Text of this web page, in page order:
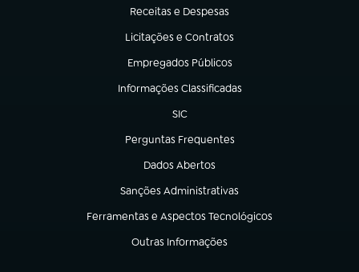
Receitas e Despesas
(abre em nova aba)
Licitações e Contratos
(abre em nova aba)
Empregados Públicos
(abre em nova aba)
Informações Classificadas
(abre em nova aba)
SIC
(abre em nova aba)
Perguntas Frequentes
(abre em nova aba)
Dados Abertos
(abre em nova aba)
Sanções Administrativas
(abre em nova aba)
Ferramentas e Aspectos Tecnológicos
(abre em nova aba)
Outras Informações
(abre em nova aba)